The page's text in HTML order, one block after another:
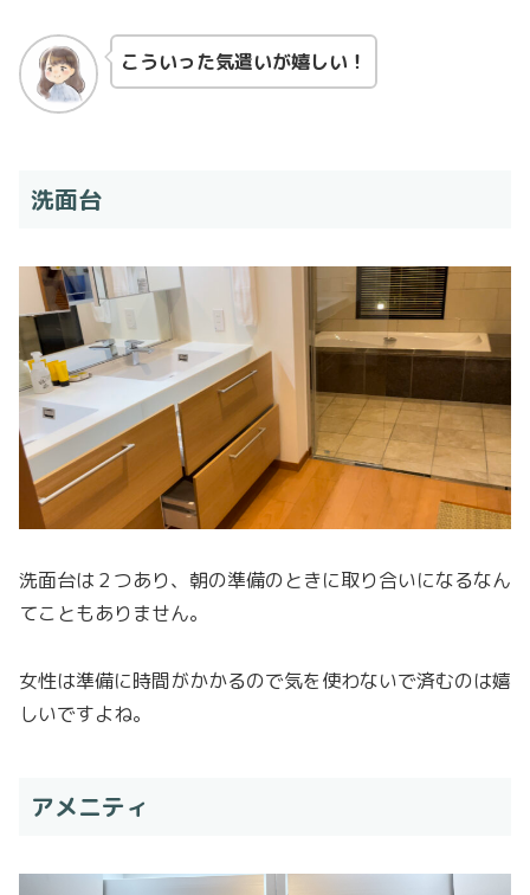
こういった気遣いが嬉しい！
洗面台
洗面台は２つあり、朝の準備のときに取り合いになるなん
てこともありません。
女性は準備に時間がかかるので気を使わないで済むのは嬉
しいですよね。
アメニティ